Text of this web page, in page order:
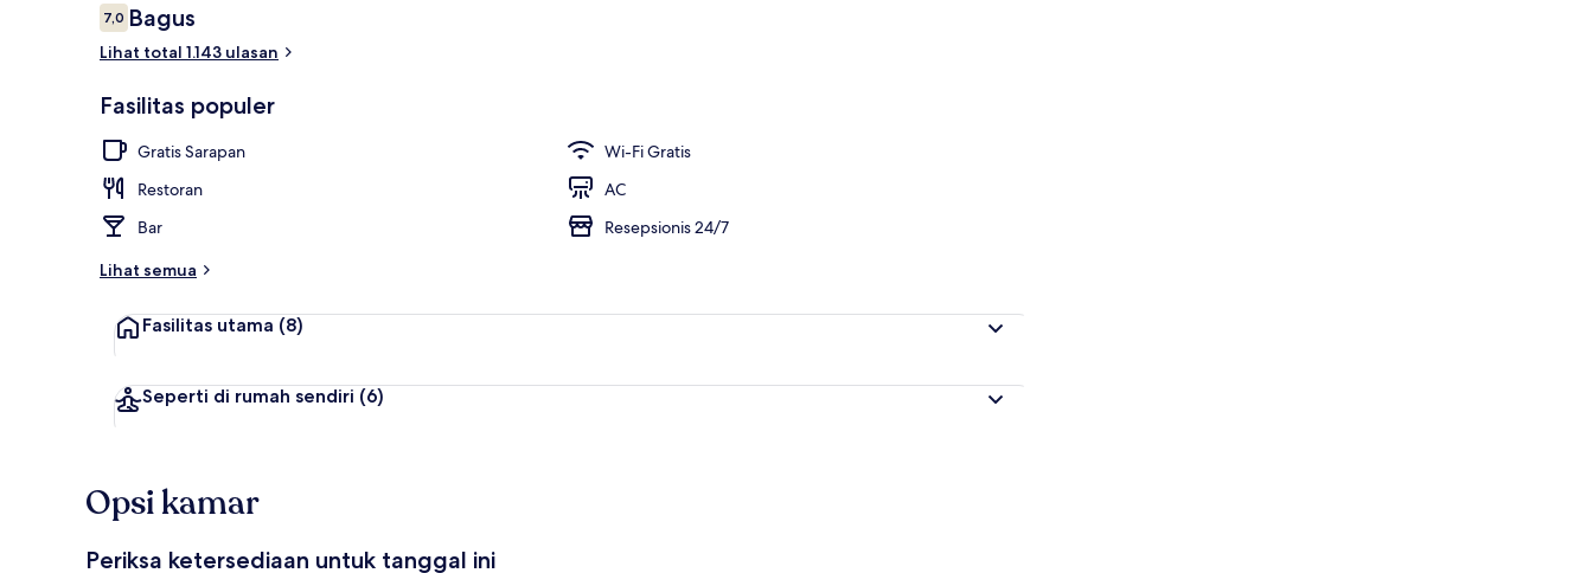
Ulasan
7,07,0 dari 10
Bagus
Lihat total 1.143 ulasan
Fasilitas populer
Gratis Sarapan
Wi-Fi Gratis
Restoran
AC
Bar
Resepsionis 24/7
Lihat semua
Fasilitas utama (8)
Seperti di rumah sendiri (6)
Opsi kamar
Periksa ketersediaan untuk tanggal ini